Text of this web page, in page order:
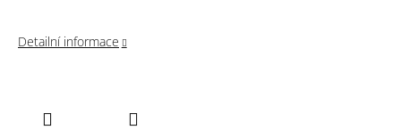
Detailní informace